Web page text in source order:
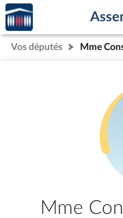
Aller au contenu
Aller en bas de la page
Accèder
à la
page
d'accueil
Vos députés
Mme